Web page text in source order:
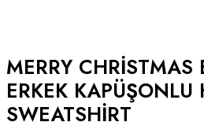
MERRY CHRISTMAS
ERKEK KAPÜŞONLU
SWEATSHIRT